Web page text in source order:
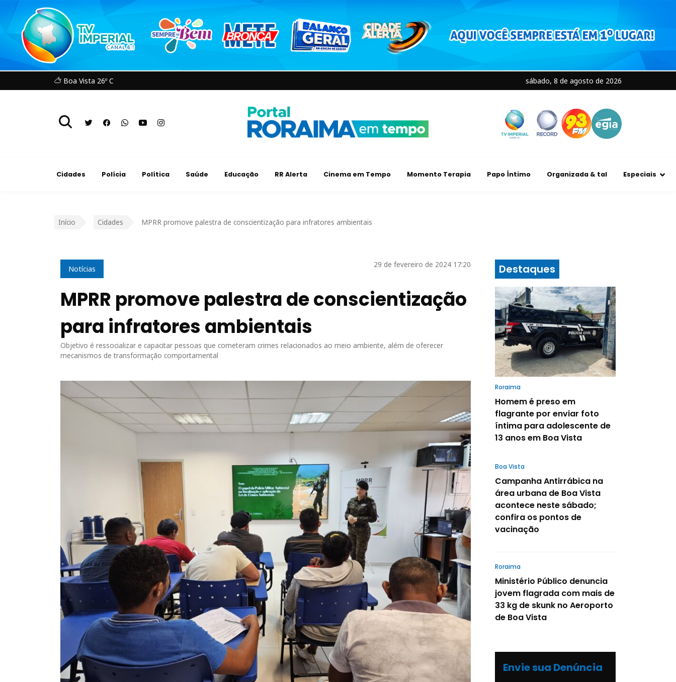
Boa Vista 26º C sábado, 8 de agosto de 2026
Cidades Polícia Política Saúde Educação RR Alerta Cinema em Tempo Momento Terapia Papo Íntimo Organizada & tal Especiais
Início Cidades MPRR promove palestra de conscientização para infratores ambientais
Notícias 29 de fevereiro de 2024 17:20
MPRR promove palestra de conscientização
para infratores ambientais
Objetivo é ressocializar e capacitar pessoas que cometeram crimes relacionados ao meio ambiente, além de oferecer
mecanismos de transformação comportamental
Destaques
Roraima
Homem é preso em
flagrante por enviar foto
íntima para adolescente de
13 anos em Boa Vista
Boa Vista
Campanha Antirrábica na
área urbana de Boa Vista
acontece neste sábado;
confira os pontos de
vacinação
Roraima
Ministério Público denuncia
jovem flagrada com mais de
33 kg de skunk no Aeroporto
de Boa Vista
Envie sua Denúncia